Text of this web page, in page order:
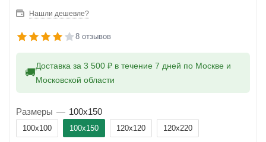
Нашли дешевле?
8 отзывов
🚚
Доставка за 3 500 ₽ в течение 7 дней по Москве и
Московской области
Размеры — 100x150
100x100 100x150 120x120 120x220